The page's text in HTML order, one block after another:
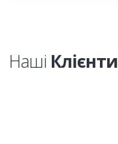
Наші Клієнти